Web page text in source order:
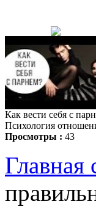
Как вести себя с
Психология
Просмотры : 43
Главная